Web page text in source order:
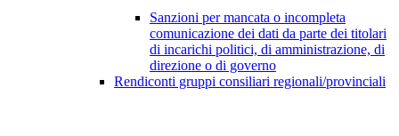
Sanzioni per mancata o incompleta
comunicazione dei dati da parte dei titolari
di incarichi politici, di amministrazione, di
direzione o di governo
Rendiconti gruppi consiliari regionali/provinciali